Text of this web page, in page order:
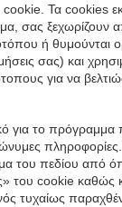
Τα cookies
σας ξεχωρίζουν
ή θυμούνται
σας) και
για να
για το
του πεδίου από
του cookie καθώς
τυχαίως